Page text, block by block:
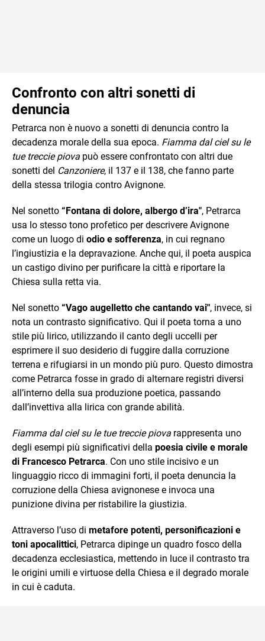
Confronto con altri sonetti di
denuncia
Petrarca non è nuovo a sonetti di denuncia contro la
decadenza morale della sua epoca. Fiamma dal ciel su le
tue treccie piova può essere confrontato con altri due
sonetti del Canzoniere, il 137 e il 138, che fanno parte
della stessa trilogia contro Avignone.
Nel sonetto “Fontana di dolore, albergo d’ira", Petrarca
usa lo stesso tono profetico per descrivere Avignone
come un luogo di odio e sofferenza, in cui regnano
l’ingiustizia e la depravazione. Anche qui, il poeta auspica
un castigo divino per purificare la città e riportare la
Chiesa sulla retta via.
Nel sonetto “Vago augelletto che cantando vai", invece, si
nota un contrasto significativo. Qui il poeta torna a uno
stile più lirico, utilizzando il canto degli uccelli per
esprimere il suo desiderio di fuggire dalla corruzione
terrena e rifugiarsi in un mondo più puro. Questo dimostra
come Petrarca fosse in grado di alternare registri diversi
all’interno della sua produzione poetica, passando
dall’invettiva alla lirica con grande abilità.
Fiamma dal ciel su le tue treccie piova rappresenta uno
degli esempi più significativi della poesia civile e morale
di Francesco Petrarca. Con uno stile incisivo e un
linguaggio ricco di immagini forti, il poeta denuncia la
corruzione della Chiesa avignonese e invoca una
punizione divina per ristabilire la giustizia.
Attraverso l’uso di metafore potenti, personificazioni e
toni apocalittici, Petrarca dipinge un quadro fosco della
decadenza ecclesiastica, mettendo in luce il contrasto tra
le origini umili e virtuose della Chiesa e il degrado morale
in cui è caduta.